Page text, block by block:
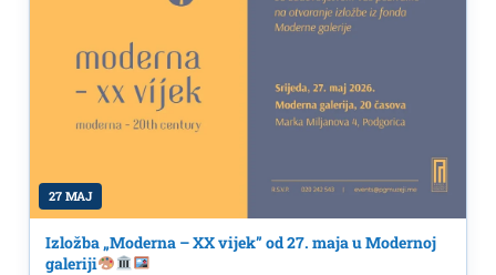
27 MAJ
Izložba „Moderna – XX vijek” od 27. maja u Modernoj
galeriji